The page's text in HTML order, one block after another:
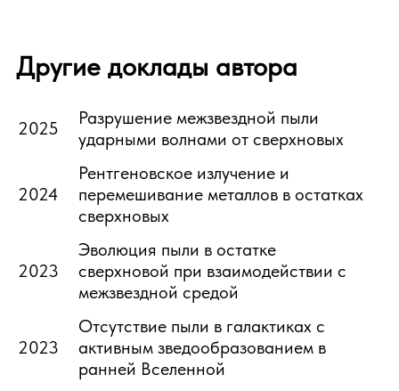
Другие доклады автора
2025
Разрушение межзвездной пыли
ударными волнами от сверхновых
2024
Рентгеновское излучение и
перемешивание металлов в остатках
сверхновых
2023
Эволюция пыли в остатке
сверхновой при взаимодействии с
межзвездной средой
2023
Отсутствие пыли в галактиках с
активным зведообразованием в
ранней Вселенной